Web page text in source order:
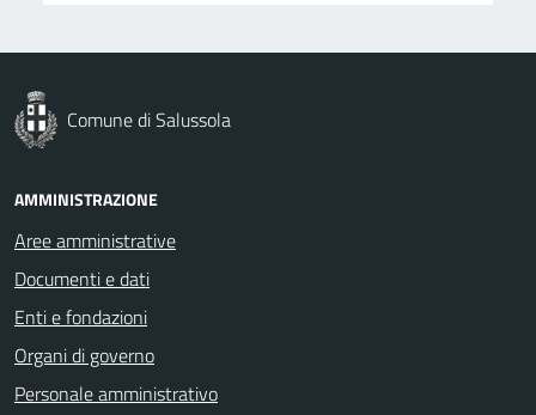
Comune di Salussola
AMMINISTRAZIONE
Aree amministrative
Documenti e dati
Enti e fondazioni
Organi di governo
Personale amministrativo